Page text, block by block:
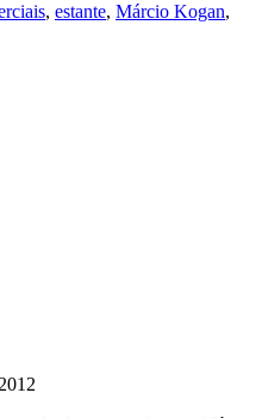
, estante, Márcio Kogan,